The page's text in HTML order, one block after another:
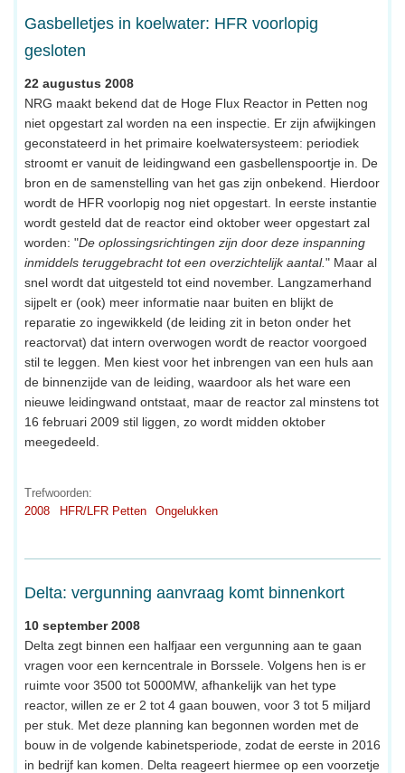
Gasbelletjes in koelwater: HFR voorlopig
gesloten
22 augustus 2008
NRG maakt bekend dat de Hoge Flux Reactor in Petten nog
niet opgestart zal worden na een inspectie. Er zijn afwijkingen
geconstateerd in het primaire koelwatersysteem: periodiek
stroomt er vanuit de leidingwand een gasbellenspoortje in. De
bron en de samenstelling van het gas zijn onbekend. Hierdoor
wordt de HFR voorlopig nog niet opgestart. In eerste instantie
wordt gesteld dat de reactor eind oktober weer opgestart zal
worden: "De oplossingsrichtingen zijn door deze inspanning
inmiddels teruggebracht tot een overzichtelijk aantal." Maar al
snel wordt dat uitgesteld tot eind november. Langzamerhand
sijpelt er (ook) meer informatie naar buiten en blijkt de
reparatie zo ingewikkeld (de leiding zit in beton onder het
reactorvat) dat intern overwogen wordt de reactor voorgoed
stil te leggen. Men kiest voor het inbrengen van een huls aan
de binnenzijde van de leiding, waardoor als het ware een
nieuwe leidingwand ontstaat, maar de reactor zal minstens tot
16 februari 2009 stil liggen, zo wordt midden oktober
meegedeeld.
Trefwoorden:
2008
HFR/LFR Petten Ongelukken
Delta: vergunning aanvraag komt binnenkort
10 september 2008
Delta zegt binnen een halfjaar een vergunning aan te gaan
vragen voor een kerncentrale in Borssele. Volgens hen is er
ruimte voor 3500 tot 5000MW, afhankelijk van het type
reactor, willen ze er 2 tot 4 gaan bouwen, voor 3 tot 5 miljard
per stuk. Met deze planning kan begonnen worden met de
bouw in de volgende kabinetsperiode, zodat de eerste in 2016
in bedrijf kan komen. Delta reageert hiermee op een voorzetje